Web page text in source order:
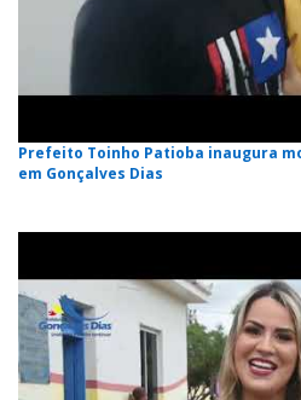
Prefeito Toinho Patioba inaugura
em Gonçalves Dias